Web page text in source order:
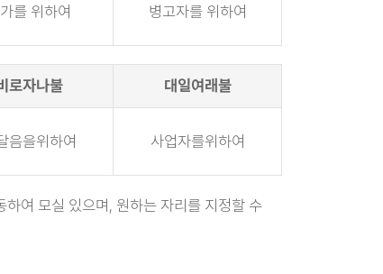
를 위하여 병고자를 위하여
로자나불 대일여래불
음을위하여 사업자를위하여
여 모실 있으며, 원하는 자리를 지정할 수